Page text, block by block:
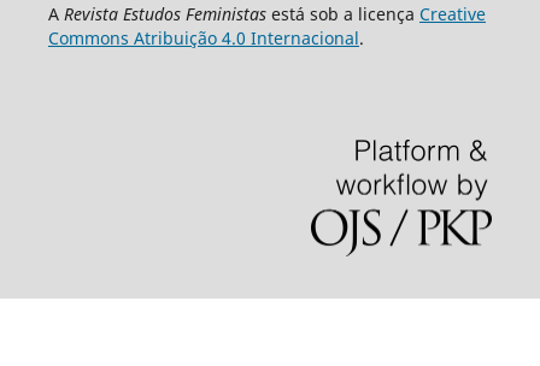
A Revista Estudos Feministasestá sob a licença Creative
Commons Atribuição 4.0 Internacional.